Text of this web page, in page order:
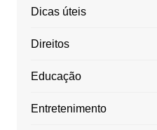
Dicas úteis
Direitos
Educação
Entretenimento